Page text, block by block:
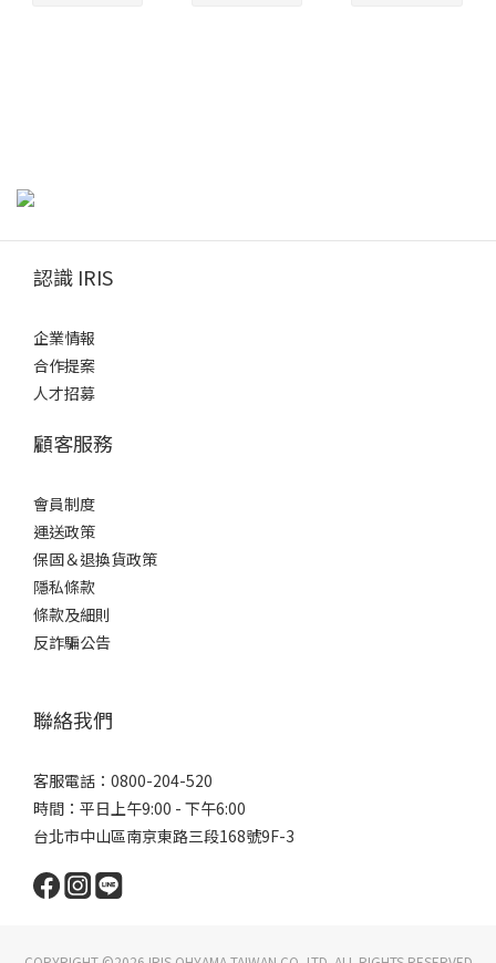
認識 IRIS
企業情報
合作提案
人才招募
顧客服務
會員制度
運送政策
保固＆退換貨政策
隱私條款
條款及細則
反詐騙公告
聯絡我們
客服電話：0800-204-520
時間：平日上午9:00 - 下午6:00
台北市中山區南京東路三段168號9F-3